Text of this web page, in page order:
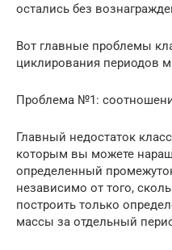
остались без
Вот главные проблемы
циклирования периодов
Проблема №1:
Главный недостаток
которым вы можете
определенный
независимо от того,
построить только
массы за отдельный